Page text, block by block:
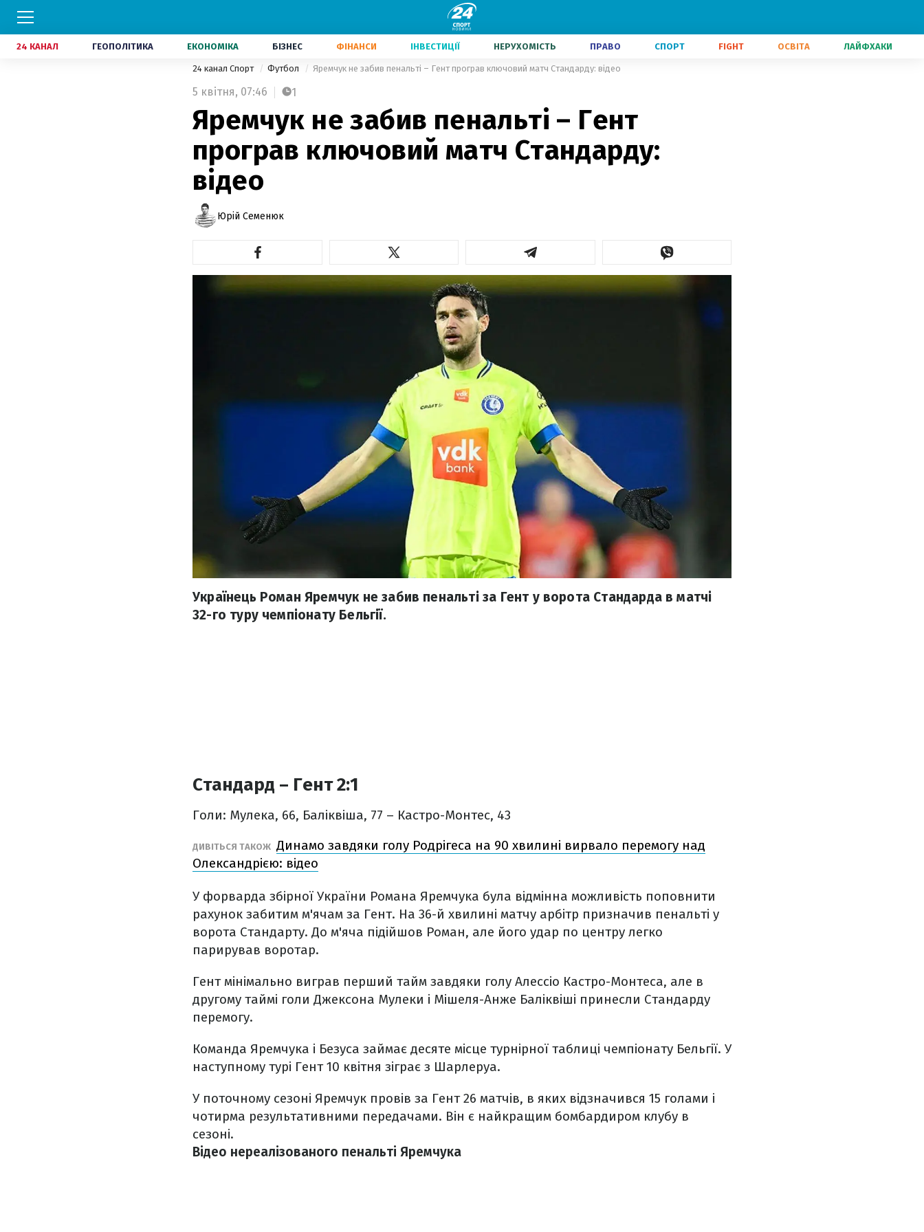
24 КАНАЛ ГЕОПОЛІТИКА ЕКОНОМІКА БІЗНЕС ФІНАНСИ ІНВЕСТИЦІЇ НЕРУХОМІСТЬ ПРАВО СПОРТ FIGHT ОСВІТА ЛАЙФХАКИ
24 канал Спорт Футбол Яремчук не забив пенальті – Гент програв ключовий матч Стандарду: відео
5 квітня, 07:46 1
Яремчук не забив пенальті – Гент
програв ключовий матч Стандарду:
відео
Юрій Семенюк
Українець Роман Яремчук не забив пенальті за Гент у ворота Стандарда в матчі
32-го туру чемпіонату Бельгії.
Стандард – Гент 2:1
Голи: Мулека, 66, Баліквіша, 77 – Кастро-Монтес, 43
ДИВІТЬСЯ ТАКОЖ Динамо завдяки голу Родрігеса на 90 хвилині вирвало перемогу над
Олександрією: відео
У форварда збірної України Романа Яремчука була відмінна можливість поповнити
рахунок забитим м'ячам за Гент. На 36-й хвилині матчу арбітр призначив пенальті у
ворота Стандарту. До м'яча підійшов Роман, але його удар по центру легко
парирував воротар.
Гент мінімально виграв перший тайм завдяки голу Алессіо Кастро-Монтеса, але в
другому таймі голи Джексона Мулеки і Мішеля-Анже Баліквіші принесли Стандарду
перемогу.
Команда Яремчука і Безуса займає десяте місце турнірної таблиці чемпіонату Бельгії. У
наступному турі Гент 10 квітня зіграє з Шарлеруа.
У поточному сезоні Яремчук провів за Гент 26 матчів, в яких відзначився 15 голами і
чотирма результативними передачами. Він є найкращим бомбардиром клубу в
сезоні.
Відео нереалізованого пенальті Яремчука